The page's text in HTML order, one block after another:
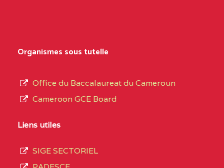
BILINGUAL TECHNICAL COLLEGE CHRIST
LITTORAL
du
de
Organismes sous tutelle
Office du Baccalaureat du Cameroun
Cameroon GCE Board
Liens utiles
SIGE SECTORIEL